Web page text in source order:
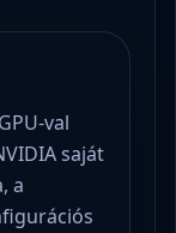
val
saját
a